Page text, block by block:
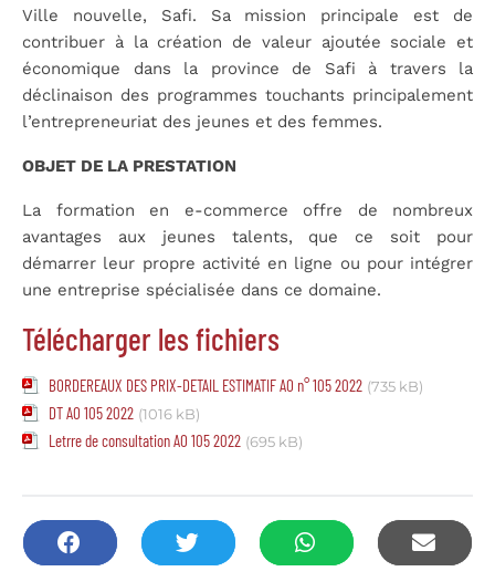
Ville nouvelle, Safi. Sa mission principale est de
contribuer à la création de valeur ajoutée sociale et
économique dans la province de Safi à travers la
déclinaison des programmes touchants principalement
l’entrepreneuriat des jeunes et des femmes.
OBJET DE LA PRESTATION
La formation en e-commerce offre de nombreux
avantages aux jeunes talents, que ce soit pour
démarrer leur propre activité en ligne ou pour intégrer
une entreprise spécialisée dans ce domaine.
Télécharger les fichiers
BORDEREAUX DES PRIX-DETAIL ESTIMATIF AO n° 105 2022 (735 kB)
DT AO 105 2022 (1016 kB)
Letrre de consultation AO 105 2022 (695 kB)